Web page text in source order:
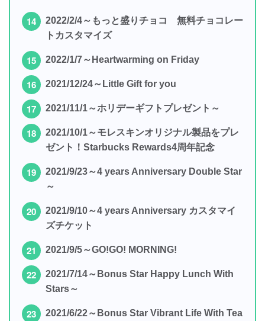
2022/2/4～もっと盛りチョコ 無料チョコレー
トカスタマイズ
2022/1/7～Heartwarming on Friday
2021/12/24～Little Gift for you
2021/11/1～ホリデーギフトプレゼント～
2021/10/1～モレスキンオリジナル製品をプレ
ゼント！Starbucks Rewards4周年記念
2021/9/23～4 years Anniversary Double Star
～
2021/9/10～4 years Anniversary カスタマイ
ズチケット
2021/9/5～GO!GO! MORNING!
2021/7/14～Bonus Star Happy Lunch With
Stars～
2021/6/22～Bonus Star Vibrant Life With Tea